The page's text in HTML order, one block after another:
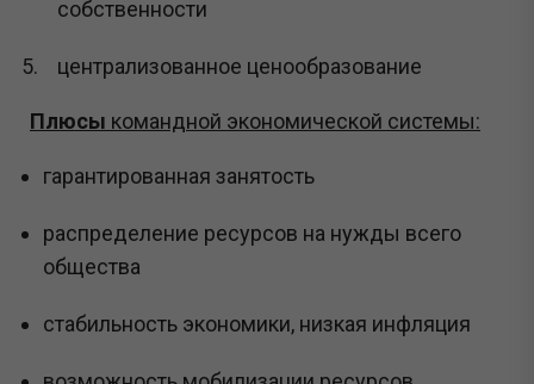
собственности
централизованное ценообразование
Плюсы командной экономической системы:
гарантированная занятость
распределение ресурсов на нужды всего
общества
стабильность экономики, низкая инфляция